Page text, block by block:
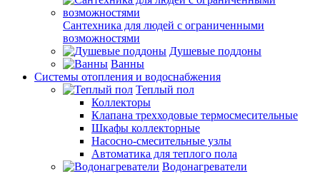
Сантехника для людей с ограниченными
возможностями
Душевые поддоны
Ванны
Системы отопления и водоснабжения
Теплый пол
Коллекторы
Клапана трехходовые термосмесительные
Шкафы коллекторные
Насосно-смесительные узлы
Автоматика для теплого пола
Водонагреватели